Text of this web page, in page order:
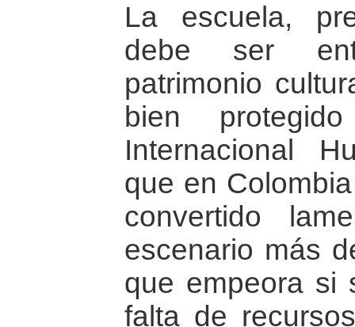
La escuela,
debe ser
patrimonio
bien
Internacional
que en
convertido
escenario más
que empeora si
falta de